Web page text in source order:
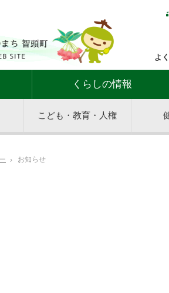
よ
くらしの情報
こども・教育・人権
お知らせ